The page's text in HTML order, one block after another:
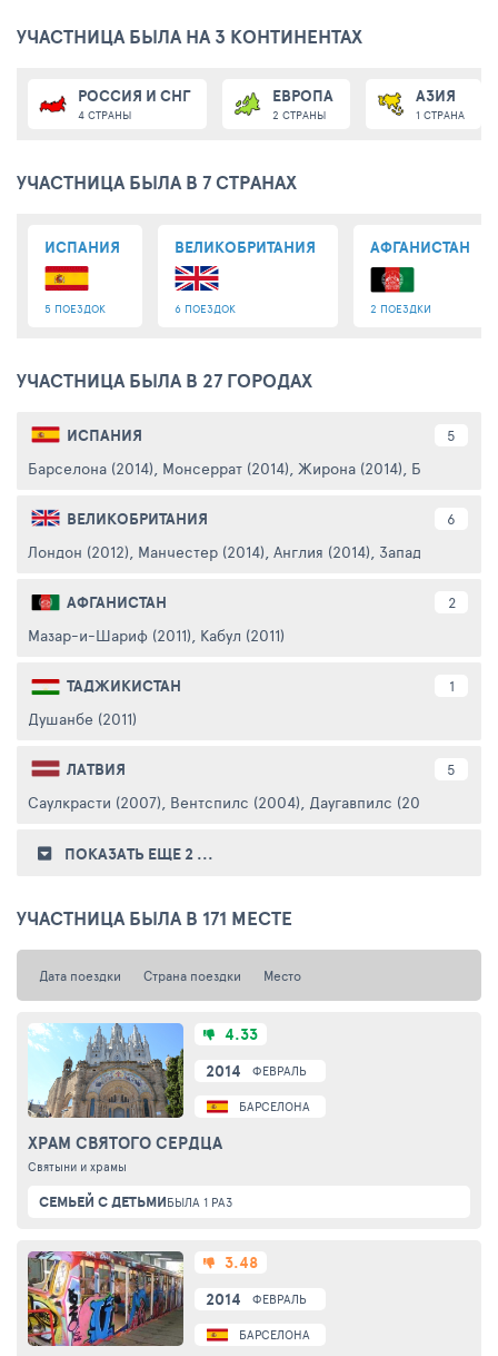
УЧАСТНИЦА БЫЛА НА 3 КОНТИНЕНТАХ
РОССИЯ И СНГ
4 СТРАНЫ
ЕВРОПА
2 СТРАНЫ
АЗИЯ
1 СТРАНА
УЧАСТНИЦА БЫЛА В 7 СТРАНАХ
ИСПАНИЯ
5 ПОЕЗДОК
ВЕЛИКОБРИТАНИЯ
6 ПОЕЗДОК
АФГАНИСТАН
2 ПОЕЗДКИ
УЧАСТНИЦА БЫЛА В 27 ГОРОДАХ
ИСПАНИЯ 5
Барселона (2014), Монсеррат (2014), Жирона (2014),
ВЕЛИКОБРИТАНИЯ 6
Лондон (2012), Манчестер (2014), Англия (2014), Западный
АФГАНИСТАН 2
Мазар-и-Шариф (2011), Кабул (2011)
ТАДЖИКИСТАН 1
Душанбе (2011)
ЛАТВИЯ 5
Саулкрасти (2007), Вентспилс (2004), Даугавпилс (2009)
ПОКАЗАТЬ ЕЩЕ 2 ...
УЧАСТНИЦА БЫЛА В 171 МЕСТЕ
Дата поездки Страна поездки Место
2014 ФЕВРАЛЬ
БАРСЕЛОНА
ХРАМ СВЯТОГО СЕРДЦА
Святыни и храмы
4.33
СЕМЬЕЙ С ДЕТЬМИБЫЛА 1 РАЗ
2014 ФЕВРАЛЬ
БАРСЕЛОНА
3.48